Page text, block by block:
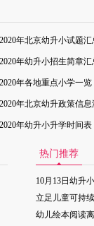
2020年北京幼升小试题汇
2020年幼升小招生简章汇
2020年各地重点小学一览
2020年北京幼升政策信息
2020年幼升小升学时间表
热门推荐
10月13日幼升
立足儿童可持
幼儿绘本阅读